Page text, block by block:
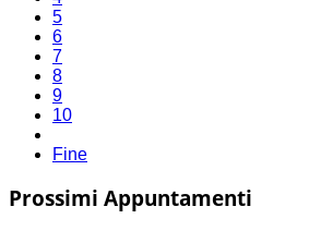
5
6
7
8
9
10
Fine
Prossimi Appuntamenti